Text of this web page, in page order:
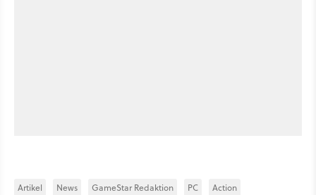
Artikel News GameStar Redaktion PC Action